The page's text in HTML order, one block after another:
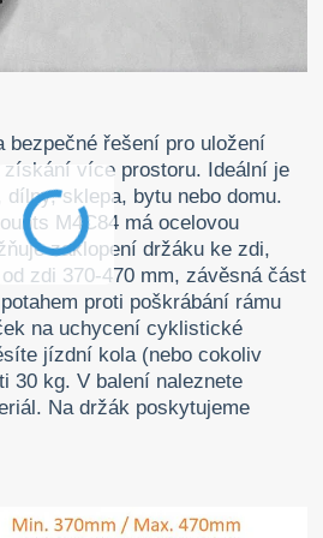
bezpečné řešení pro uložení
více prostoru. Ideální je
sklepa, bytu nebo domu.
M4C84 má ocelovou
zaklopení držáku ke zdi,
zdi 370-470 mm, závěsná část
proti poškrábání rámu
na uchycení cyklistické
jízdní kola (nebo cokoliv
30 kg. V balení naleznete
Na držák poskytujeme